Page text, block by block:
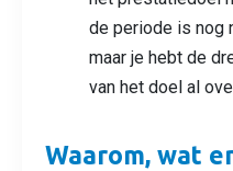
de periode is nog
maar je hebt de
van het doel al
Waarom, wat